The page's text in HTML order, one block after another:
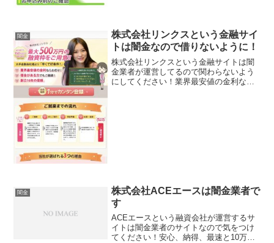
闇金
株式会社リンクスという金融サイ
トは闇金なので借りないように！
株式会社リンクスという金融サイトは闇
金業者が運営してるので関わらないよう
にしてください！業界最安値の金利なら
闇金
株式会社ACEエースは闇金業者で
す
ACEエースという融資会社が運営するサ
イトは闇金業者のサイトなので気をつけ
てください！安心、納得、最速と10万円